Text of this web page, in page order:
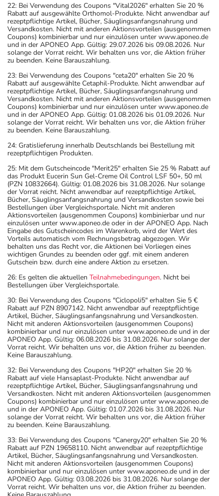
22: Bei Verwendung des Coupons "Vital2026" erhalten Sie 20 %
Rabatt auf ausgewählte Orthomol-Produkte. Nicht anwendbar auf
rezeptpflichtige Artikel, Bücher, Säuglingsanfangsnahrung und
Versandkosten. Nicht mit anderen Aktionsvorteilen (ausgenommen
Coupons) kombinierbar und nur einzulösen unter www.aponeo.de
und in der APONEO App. Gültig: 29.07.2026 bis 09.08.2026. Nur
solange der Vorrat reicht. Wir behalten uns vor, die Aktion früher
zu beenden. Keine Barauszahlung.
23: Bei Verwendung des Coupons "ceta20" erhalten Sie 20 %
Rabatt auf ausgewählte Cetaphil-Produkte. Nicht anwendbar auf
rezeptpflichtige Artikel, Bücher, Säuglingsanfangsnahrung und
Versandkosten. Nicht mit anderen Aktionsvorteilen (ausgenommen
Coupons) kombinierbar und nur einzulösen unter www.aponeo.de
und in der APONEO App. Gültig: 01.08.2026 bis 01.09.2026. Nur
solange der Vorrat reicht. Wir behalten uns vor, die Aktion früher
zu beenden. Keine Barauszahlung.
24: Gratislieferung innerhalb Deutschlands bei Bestellung mit
rezeptpflichtigen Produkten.
25: Mit dem Gutscheincode "Merit25" erhalten Sie 25 % Rabatt auf
das Produkt Eucerin Sun Gel-Creme Oil Control LSF 50+, 50 ml
(PZN 10832664). Gültig: 01.08.2026 bis 31.08.2026. Nur solange
der Vorrat reicht. Nicht anwendbar auf rezeptpflichtige Artikel,
Bücher, Säuglingsanfangsnahrung und Versandkosten sowie bei
Bestellungen über Vergleichsportale. Nicht mit anderen
Aktionsvorteilen (ausgenommen Coupons) kombinierbar und nur
einzulösen unter www.aponeo.de oder in der APONEO App. Nach
Eingabe des Gutscheincodes im Warenkorb, wird der Wert des
Vorteils automatisch vom Rechnungsbetrag abgezogen. Wir
behalten uns das Recht vor, die Aktionen bei Vorliegen eines
wichtigen Grundes zu beenden oder ggf. mit einem anderen
Gutschein bzw. durch eine andere Aktion zu ersetzen.
26: Es gelten die aktuellen Teilnahmebedingungen. Nicht bei
Bestellungen über Vergleichsportale.
30: Bei Verwendung des Coupons "Ciclopoli5" erhalten Sie 5 €
Rabatt auf PZN 8907142. Nicht anwendbar auf rezeptpflichtige
Artikel, Bücher, Säuglingsanfangsnahrung und Versandkosten.
Nicht mit anderen Aktionsvorteilen (ausgenommen Coupons)
kombinierbar und nur einzulösen unter www.aponeo.de und in der
APONEO App. Gültig: 06.08.2026 bis 31.08.2026. Nur solange der
Vorrat reicht. Wir behalten uns vor, die Aktion früher zu beenden.
Keine Barauszahlung.
32: Bei Verwendung des Coupons "HP20" erhalten Sie 20 %
Rabatt auf viele Hansaplast-Produkte. Nicht anwendbar auf
rezeptpflichtige Artikel, Bücher, Säuglingsanfangsnahrung und
Versandkosten. Nicht mit anderen Aktionsvorteilen (ausgenommen
Coupons) kombinierbar und nur einzulösen unter www.aponeo.de
und in der APONEO App. Gültig: 01.07.2026 bis 31.08.2026. Nur
solange der Vorrat reicht. Wir behalten uns vor, die Aktion früher
zu beenden. Keine Barauszahlung.
33: Bei Verwendung des Coupons "Canergy20" erhalten Sie 20 %
Rabatt auf PZN 19658110. Nicht anwendbar auf rezeptpflichtige
Artikel, Bücher, Säuglingsanfangsnahrung und Versandkosten.
Nicht mit anderen Aktionsvorteilen (ausgenommen Coupons)
kombinierbar und nur einzulösen unter www.aponeo.de und in der
APONEO App. Gültig: 03.08.2026 bis 31.08.2026. Nur solange der
Vorrat reicht. Wir behalten uns vor, die Aktion früher zu beenden.